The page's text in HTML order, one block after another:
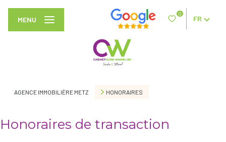
0
FR
MENU
AGENCE IMMOBILIÈRE METZ HONORAIRES
Honoraires de transaction